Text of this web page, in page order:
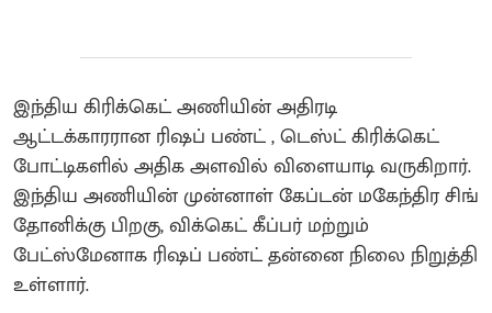
இந்திய கிரிக்கெட் அணியின் அதிரடி
ஆட்டக்காரரான ரிஷப் பண்ட் , டெஸ்ட் கிரிக்கெட்
போட்டிகளில் அதிக அளவில் விளையாடி வருகிறார்.
இந்திய அணியின் முன்னாள் கேப்டன் மகேந்திர சிங்
தோனிக்கு பிறகு, விக்கெட் கீப்பர் மற்றும்
பேட்ஸ்மேனாக ரிஷப் பண்ட் தன்னை நிலை நிறுத்தி
உள்ளார்.